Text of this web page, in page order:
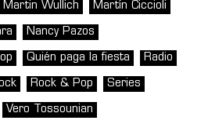
Martin Wullich Martín Ciccioli
Nancy Pazos
Quién paga la fiesta Radio
Rock & Pop Series
Vero Tossounian